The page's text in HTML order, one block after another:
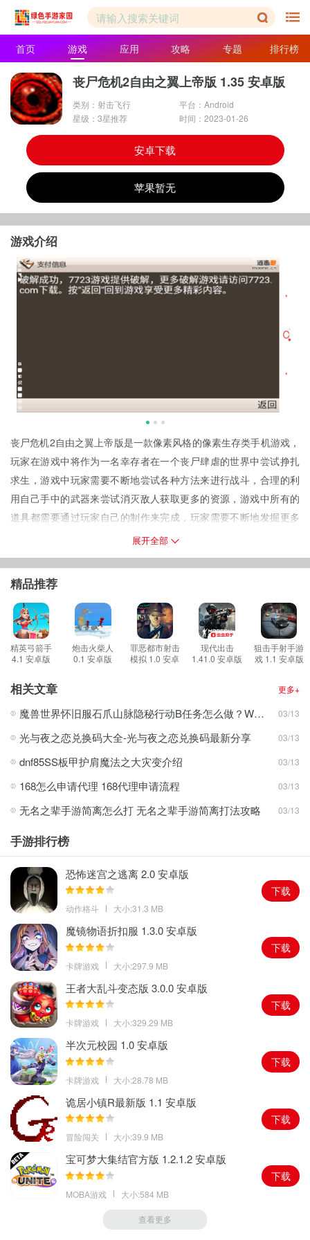
首页 游戏 应用 攻略 专题 排行榜
丧尸危机2自由之翼上帝版 1.35 安卓版
类别：射击飞行
平台：Android
星级：3星推荐
时间：2023-01-26
安卓下载
苹果暂无
游戏介绍
丧尸危机2自由之翼上帝版是一款像素风格的像素生存类手机游戏，
玩家在游戏中将作为一名幸存者在一个丧尸肆虐的世界中尝试挣扎
求生，游戏中玩家需要不断地尝试各种方法来进行战斗，合理的利
用自己手中的武器来尝试消灭敌人获取更多的资源，游戏中所有的
道具都需要通过玩家自己的制作来完成，玩家需要不断地发掘更多
的资源和可探索区域，来获取资源和维持自己的生存。
游戏特点
1.游戏中玩家可以选择按照主线剧情来一步步的进行关卡的推进和可
探索区域的解锁，也可以按照自己的节奏，不断地进行战斗来将每
个区域内所有的场景都探明，收集到全部的游戏内容；
2.玩家在游戏中可以使用的装备武器种类多样，玩家可以在游戏中不
断地选择合适的武器来武装自己，深入不同的场景区域消灭敌人获
取资源；
3.游戏中玩家可以直接开启上帝模式来进行游戏难度的调整，玩家可
游戏亮点
1.游戏的全部战斗场景都是采用了俯视角的视角进行呈现，玩家在游
戏的视野范围更好，可以很清楚的观察到身后的情况；
2.玩家可以直接在游戏中不断地进行内购的购买来解锁更多的游戏内
3.游戏中上帝模式下，玩家可以自由的进行战斗和难度的调整，通过
不断地解锁更丰富的武器装备来降低自己的游戏难度。
游戏简评
作为一款末日打僵尸类手机游戏，玩家在游戏中需要不断地尝试新
的方式方法来进行游戏内容的解锁和升级，随着玩家游玩的深入，
玩家可以解锁的内容也会越来越多，玩家可以通过上帝模式的降低
难度来更快更好地享受游戏带来的乐趣。
展开全部
精品推荐
精英弓箭手
4.1 安卓版
炮击火柴人
0.1 安卓版
罪恶都市射击
模拟 1.0 安卓
现代出击
1.41.0 安卓版
狙击手射手游
戏 1.1 安卓版
相关文章 更多+
魔兽世界怀旧服石爪山脉隐秘行动B任务怎么做？WOW怀旧服风险投资公司函件在哪儿？ 03/13
光与夜之恋兑换码大全-光与夜之恋兑换码最新分享 03/13
dnf85SS板甲护肩魔法之大灾变介绍 03/13
168怎么申请代理 168代理申请流程 03/13
无名之辈手游简离怎么打 无名之辈手游简离打法攻略 03/13
手游排行榜
恐怖迷宫之逃离 2.0 安卓版
动作格斗 大小:31.3 MB
下载
魔镜物语折扣服 1.3.0 安卓版
卡牌游戏 大小:297.9 MB
下载
王者大乱斗变态版 3.0.0 安卓版
卡牌游戏 大小:329.29 MB
下载
半次元校园 1.0 安卓版
卡牌游戏 大小:28.78 MB
下载
诡居小镇R最新版 1.1 安卓版
冒险闯关 大小:39.9 MB
下载
宝可梦大集结官方版 1.2.1.2 安卓版
MOBA游戏 大小:584 MB
下载
查看更多